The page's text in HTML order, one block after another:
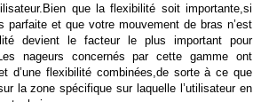
que la flexibilité soit importante,si
parfaite et que votre mouvement de bras n’est
devient le facteur le plus important pour
nageurs concernés par cette gamme ont
d’une flexibilité combinées,de sorte à ce que
la zone spécifique sur laquelle l’utilisateur en